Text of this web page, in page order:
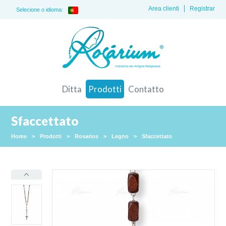
Selecione o idioma: Registrar
Area clienti
Ditta Prodotti Contatto
Sfaccettato
Home > Prodotti > Rosarios > Legno > Sfaccettato